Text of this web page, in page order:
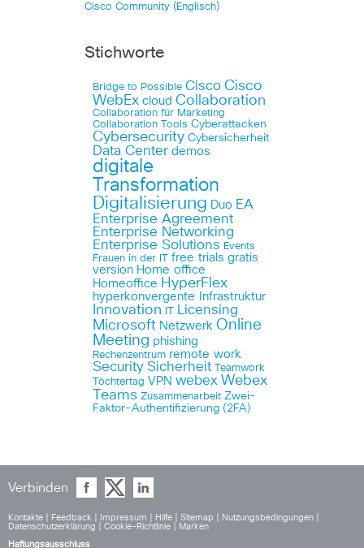
Cisco Community (Englisch)
Stichworte
Bridge to Possible Cisco Cisco
WebEx cloud Collaboration
Collaboration für Marketing
Collaboration Tools Cyberattacken
Cybersecurity Cybersicherheit
Data Center demos
digitale
Transformation
Digitalisierung Duo EA
Enterprise Agreement
Enterprise Networking
Enterprise Solutions Events
Frauen in der IT
free trials gratis
version Home office
Homeoffice HyperFlex
hyperkonvergente Infrastruktur
Innovation Licensing
Microsoft Netzwerk Online
Meeting phishing
Rechenzentrum remote work
Security Sicherheit
Teamwork
Töchtertag VPN webex Webex
Teams Zusammenarbeit Zwei-
Faktor-Authentifizierung (2FA)
Verbinden
Kontakte Feedback Impressum Hilfe Sitemap Nutzungsbedingungen
Datenschutzerklärung
Cookie-Richtlinie
Marken
Haftungsausschluss